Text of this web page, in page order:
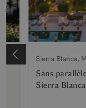
Sierra Blanca,
Sans
Sierra Blanca